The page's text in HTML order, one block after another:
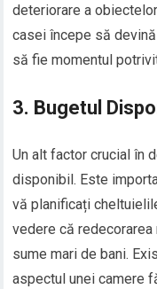
deteriorare a
casei începe să
să fie momentul
3. Bugetul
Un alt factor crucial în
disponibil. Este
vă planificați
vedere că
sume mari de bani.
aspectul unei camere